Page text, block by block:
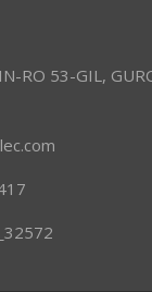
RO 53-GIL,